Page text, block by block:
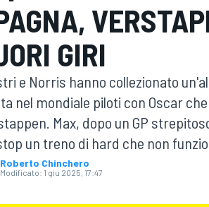
WEC
GIRI
e Norris hanno collezionato
nel mondiale piloti con Oscar
Max, dopo un GP
un treno di hard che non
Roberto Chinchero
Modificato: 1 giu 2025, 17:47